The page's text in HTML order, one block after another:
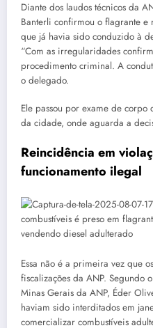
Diante dos laudos técnicos da
Banterli confirmou o flagrante
que já havia sido conduzido à
“Com as irregularidades
procedimento criminal. A
o delegado.
Ele passou por exame de
da cidade, onde aguarda a
Reincidência em
funcionamento ilegal
Essa não é a primeira vez que
fiscalizações da ANP. Segundo
Minas Gerais da ANP, Éder
haviam sido interditados em
comercializar combustíveis